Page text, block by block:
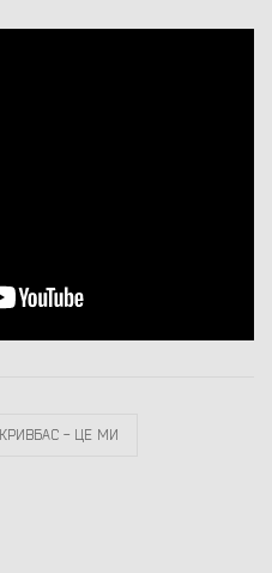
КРИВБАС - ЦЕ МИ